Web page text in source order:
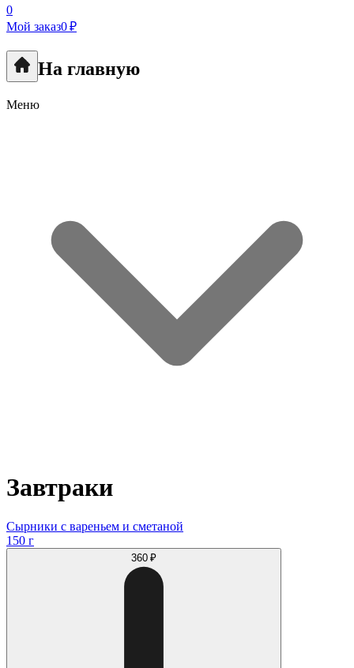
0
Мой заказ0 ₽
На главную
Меню
Завтраки
Сырники с вареньем и сметаной
150 г
360 ₽